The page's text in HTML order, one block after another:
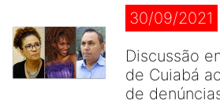
30/09/2021
Discussão
de Cuiabá
de